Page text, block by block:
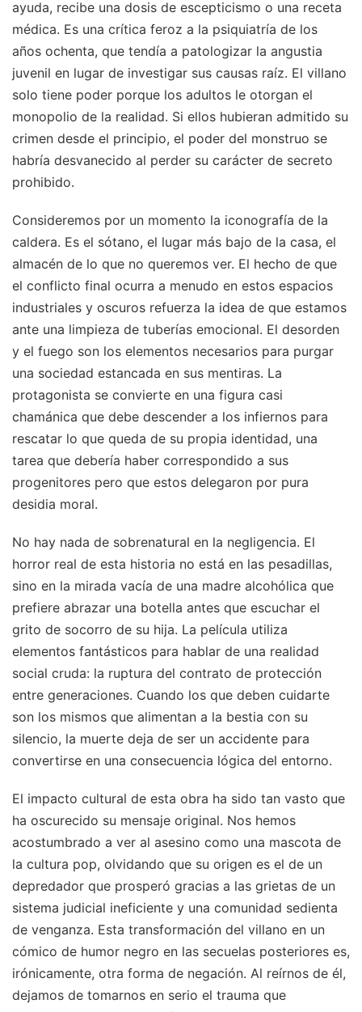
ayuda, recibe una dosis de escepticismo o una receta
médica. Es una crítica feroz a la psiquiatría de los
años ochenta, que tendía a patologizar la angustia
juvenil en lugar de investigar sus causas raíz. El villano
solo tiene poder porque los adultos le otorgan el
monopolio de la realidad. Si ellos hubieran admitido su
crimen desde el principio, el poder del monstruo se
habría desvanecido al perder su carácter de secreto
prohibido.
Consideremos por un momento la iconografía de la
caldera. Es el sótano, el lugar más bajo de la casa, el
almacén de lo que no queremos ver. El hecho de que
el conflicto final ocurra a menudo en estos espacios
industriales y oscuros refuerza la idea de que estamos
ante una limpieza de tuberías emocional. El desorden
y el fuego son los elementos necesarios para purgar
una sociedad estancada en sus mentiras. La
protagonista se convierte en una figura casi
chamánica que debe descender a los infiernos para
rescatar lo que queda de su propia identidad, una
tarea que debería haber correspondido a sus
progenitores pero que estos delegaron por pura
desidia moral.
No hay nada de sobrenatural en la negligencia. El
horror real de esta historia no está en las pesadillas,
sino en la mirada vacía de una madre alcohólica que
prefiere abrazar una botella antes que escuchar el
grito de socorro de su hija. La película utiliza
elementos fantásticos para hablar de una realidad
social cruda: la ruptura del contrato de protección
entre generaciones. Cuando los que deben cuidarte
son los mismos que alimentan a la bestia con su
silencio, la muerte deja de ser un accidente para
convertirse en una consecuencia lógica del entorno.
El impacto cultural de esta obra ha sido tan vasto que
ha oscurecido su mensaje original. Nos hemos
acostumbrado a ver al asesino como una mascota de
la cultura pop, olvidando que su origen es el de un
depredador que prosperó gracias a las grietas de un
sistema judicial ineficiente y una comunidad sedienta
de venganza. Esta transformación del villano en un
cómico de humor negro en las secuelas posteriores es,
irónicamente, otra forma de negación. Al reírnos de él,
dejamos de tomarnos en serio el trauma que